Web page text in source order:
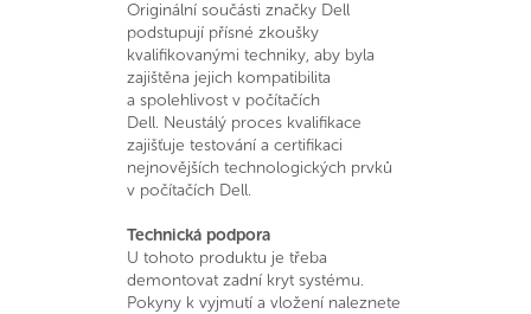
Originální součásti značky Dell
podstupují přísné zkoušky
kvalifikovanými techniky, aby byla
zajištěna jejich kompatibilita
a spolehlivost v počítačích
Dell. Neustálý proces kvalifikace
zajišťuje testování a certifikaci
nejnovějších technologických prvků
v počítačích Dell.
Technická podpora
U tohoto produktu je třeba
demontovat zadní kryt systému.
Pokyny k vyjmutí a vložení naleznete